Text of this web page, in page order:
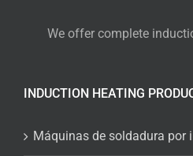
We offer complete
INDUCTION HEATING
Máquinas de soldadura por